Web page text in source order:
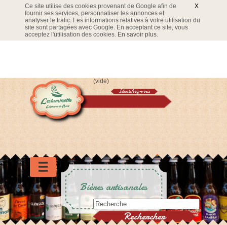
X
Ce site utilise des cookies provenant de Google afin de
fournir ses services, personnaliser les annonces et
analyser le trafic. Les informations relatives à votre utilisation du
site sont partagées avec Google. En acceptant ce site, vous
acceptez l'utilisation des cookies. En savoir plus.
(vide)
Identifiez-vous
Panier
☰
Bières artisanales